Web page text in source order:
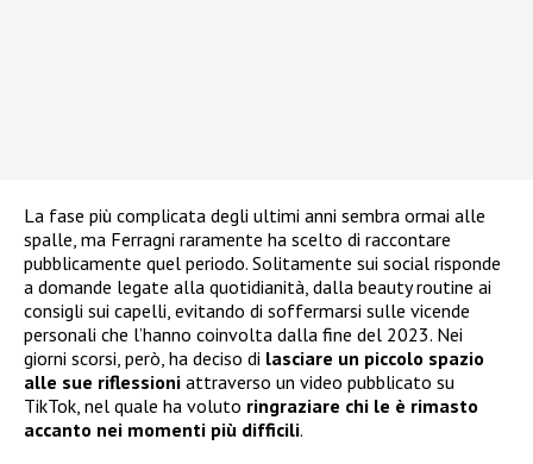
La fase più complicata degli ultimi anni sembra ormai alle
spalle, ma Ferragni raramente ha scelto di raccontare
pubblicamente quel periodo. Solitamente sui social risponde
a domande legate alla quotidianità, dalla beauty routine ai
consigli sui capelli, evitando di soffermarsi sulle vicende
personali che l’hanno coinvolta dalla fine del 2023. Nei
giorni scorsi, però, ha deciso di lasciare un piccolo spazio
alle sue riflessioni attraverso un video pubblicato su
TikTok, nel quale ha voluto ringraziare chi le è rimasto
accanto nei momenti più difficili.